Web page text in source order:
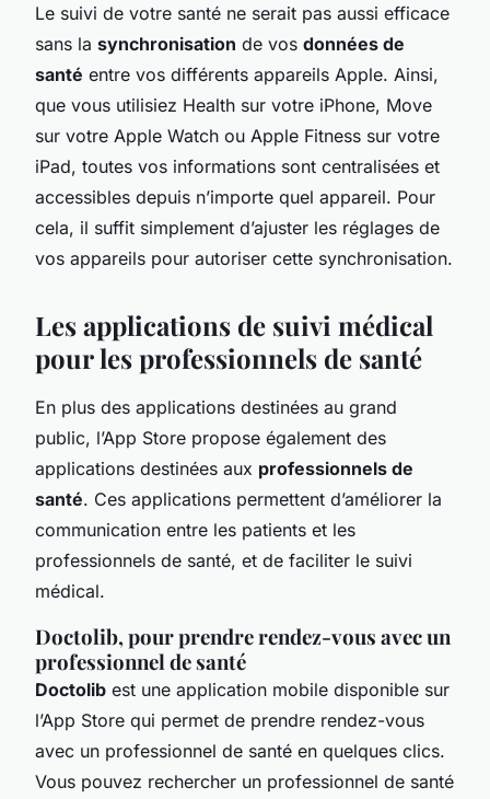
Le suivi de votre santé ne serait pas aussi efficace
sans la synchronisation de vos données de
santé entre vos différents appareils Apple. Ainsi,
que vous utilisiez Health sur votre iPhone, Move
sur votre Apple Watch ou Apple Fitness sur votre
iPad, toutes vos informations sont centralisées et
accessibles depuis n’importe quel appareil. Pour
cela, il suffit simplement d’ajuster les réglages de
vos appareils pour autoriser cette synchronisation.
Les applications de suivi médical
pour les professionnels de santé
En plus des applications destinées au grand
public, l’App Store propose également des
applications destinées aux professionnels de
santé. Ces applications permettent d’améliorer la
communication entre les patients et les
professionnels de santé, et de faciliter le suivi
médical.
Doctolib, pour prendre rendez-vous avec un
professionnel de santé
Doctolib est une application mobile disponible sur
l’App Store qui permet de prendre rendez-vous
avec un professionnel de santé en quelques clics.
Vous pouvez rechercher un professionnel de santé